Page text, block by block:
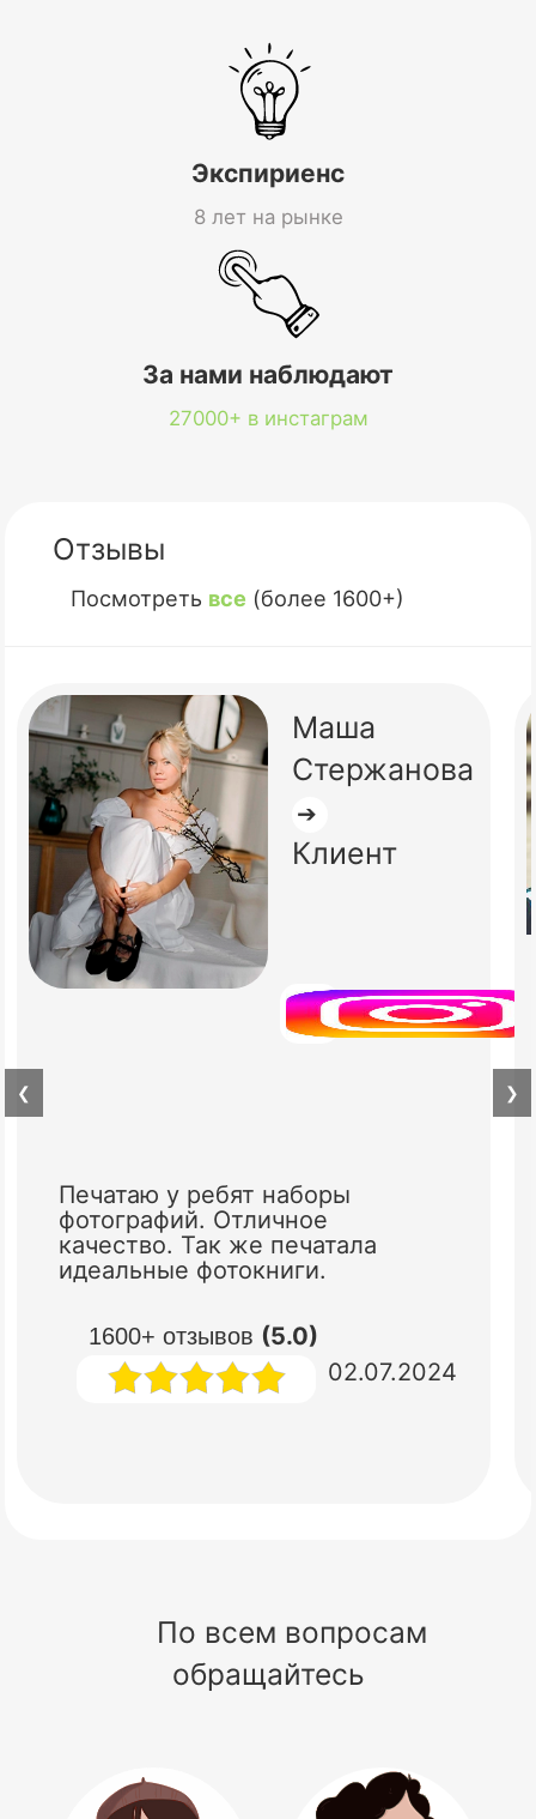
Экспириенс
8 лет на рынке
За нами наблюдают
27000+ в инстаграм
Отзывы
Посмотреть все (более 1600+)
Маша
Стержанова
➔
Клиент
1600+ отзывов (5.0)
Печатаю у ребят наборы
фотографий. Отличное
качество. Так же печатала
идеальные фотокниги.
02.07.2024
❮ ❯
По всем вопросам
обращайтесь